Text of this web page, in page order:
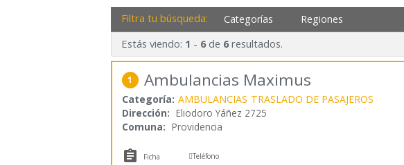
Filtra tu búsqueda: Categorías Regiones
Estás viendo: 1 - 6de 6resultados.
1 Ambulancias Maximus
Categoría: AMBULANCIAS TRASLADO DE PASAJEROS
Dirección: Eliodoro Yáñez 2725
Comuna: Providencia
 Ficha Teléfono